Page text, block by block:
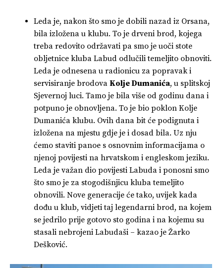
Leda je, nakon što smo je dobili nazad iz Orsana,
bila izložena u klubu. To je drveni brod, kojega
treba redovito održavati pa smo je uoči stote
obljetnice kluba Labud odlučili temeljito obnoviti.
Leda je odnesena u radionicu za popravak i
servisiranje brodova Kolje Dumanića, u splitskoj
Sjevernoj luci. Tamo je bila više od godinu dana i
potpuno je obnovljena. To je bio poklon Kolje
Dumanića klubu. Ovih dana bit će podignuta i
izložena na mjestu gdje je i dosad bila. Uz nju
ćemo staviti panoe s osnovnim informacijama o
njenoj povijesti na hrvatskom i engleskom jeziku.
Leda je važan dio povijesti Labuda i ponosni smo
što smo je za stogodišnjicu kluba temeljito
obnovili. Nove generacije će tako, uvijek kada
dođu u klub, vidjeti taj legendarni brod, na kojem
se jedrilo prije gotovo sto godina i na kojemu su
stasali nebrojeni Labudaši – kazao je Žarko
Dešković.